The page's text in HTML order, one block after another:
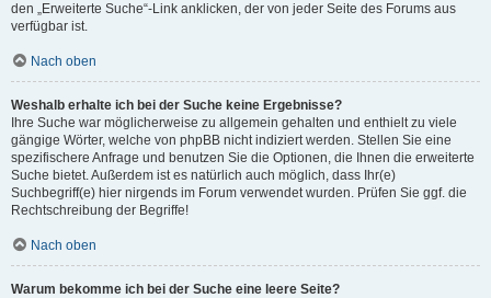
den „Erweiterte Suche“-Link anklicken, der von jeder Seite des Forums aus
verfügbar ist.
Nach oben
Weshalb erhalte ich bei der Suche keine Ergebnisse?
Ihre Suche war möglicherweise zu allgemein gehalten und enthielt zu viele
gängige Wörter, welche von phpBB nicht indiziert werden. Stellen Sie eine
spezifischere Anfrage und benutzen Sie die Optionen, die Ihnen die erweiterte
Suche bietet. Außerdem ist es natürlich auch möglich, dass Ihr(e)
Suchbegriff(e) hier nirgends im Forum verwendet wurden. Prüfen Sie ggf. die
Rechtschreibung der Begriffe!
Nach oben
Warum bekomme ich bei der Suche eine leere Seite?